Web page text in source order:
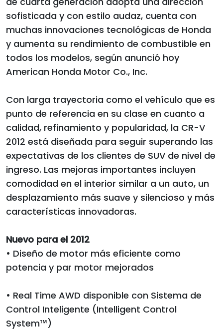
sofisticada y con estilo audaz, cuenta con
muchas innovaciones tecnológicas de Honda
y aumenta su rendimiento de combustible en
todos los modelos, según anunció hoy
American Honda Motor Co., Inc.
Con larga trayectoria como el vehículo que es
punto de referencia en su clase en cuanto a
calidad, refinamiento y popularidad, la CR-V
2012 está diseñada para seguir superando las
expectativas de los clientes de SUV de nivel de
ingreso. Las mejoras importantes incluyen
comodidad en el interior similar a un auto, un
desplazamiento más suave y silencioso y más
características innovadoras.
Nuevo para el 2012
• Diseño de motor más eficiente como
potencia y par motor mejorados
• Real Time AWD disponible con Sistema de
Control Inteligente (Intelligent Control
System™)